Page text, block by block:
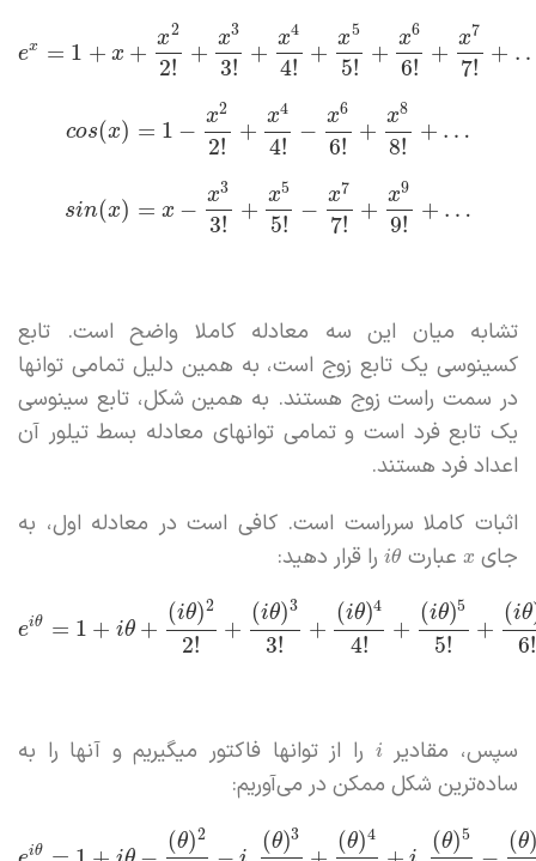
ex = 1 + x +
x2
2!
+
x3
3!
+
x4
4!
+
x5
5!
+
x6
6!
+
x7
7!
+
cos(x) = 1 −
x2
2!
+
x4
4!
−
x6
6!
+
x8
8!
+ …
sin(x) = x −
x3
3!
+
x5
5!
−
x7
7!
+
x9
9!
+ …
تشابه میان این سه معادله کاملا واضح است. تابع
کسینوسی یک تابع زوج است، به همین دلیل تمامی توانها
در سمت راست زوج هستند. به همین شکل، تابع سینوسی
یک تابع فرد است و تمامی توانهای معادله بسط تیلور آن
اعداد فرد هستند.
اثبات کاملا سرراست است. کافی است در معادله اول، به
جای x عبارت iθ را قرار دهید:
eiθ = 1 + iθ +
(iθ)2
2!
+
(iθ)3
3!
+
(iθ)4
4!
+
(iθ)5
5!
+
(iθ
6!
سپس، مقادیر i
را از توانها فاکتور میگیریم و آنها را به
ساده‌ترین شکل ممکن در می‌آوریم:
iθ (θ)2 (θ)3 (θ)4 (θ)5 (θ